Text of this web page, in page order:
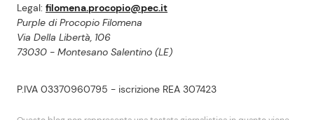
Legal: filomena.procopio@pec.it
Purple di Procopio Filomena
Via Della Libertà, 106
73030 - Montesano Salentino (LE)
P.IVA 03370960795 - iscrizione REA 307423